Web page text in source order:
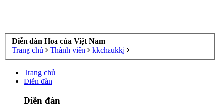
Diễn đàn Hoa của Việt Nam
Trang chủ
Thành viên kkchaukkj
Trang chủ
Diễn đàn
Diễn đàn